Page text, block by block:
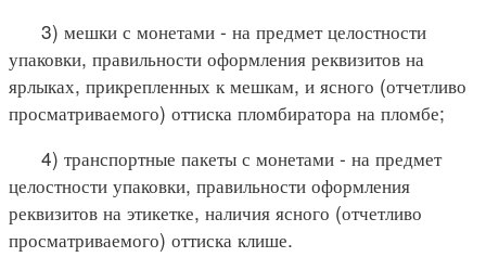
3) мешки с монетами - на предмет целостности
упаковки, правильности оформления реквизитов на
ярлыках, прикрепленных к мешкам, и ясного (отчетливо
просматриваемого) оттиска пломбиратора на пломбе;
4) транспортные пакеты с монетами - на предмет
целостности упаковки, правильности оформления
реквизитов на этикетке, наличия ясного (отчетливо
просматриваемого) оттиска клише.